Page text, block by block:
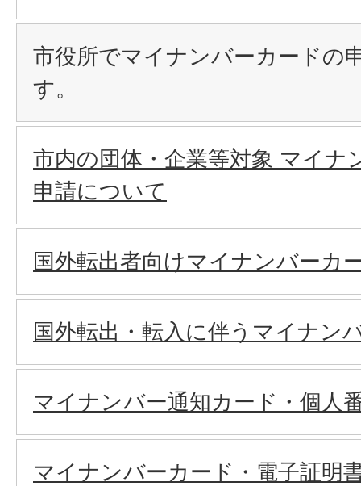
市役所でマイナンバーカードの
す。
市内の団体・企業等対象 マイナ
申請について
国外転出者向けマイナンバーカ
国外転出・転入に伴うマイナン
マイナンバー通知カード・個人
マイナンバーカード・電子証明